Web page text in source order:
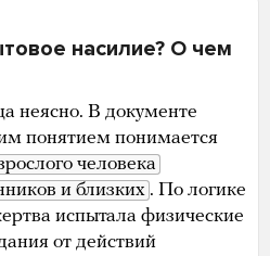
насилие? О чем
неясно. В документе
понятием понимается
человека
и близких . По логике
испытала физические
от действий